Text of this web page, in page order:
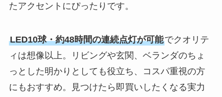
たアクセントにぴったりです。
LED10球・約48時間の連続点灯が可能でクオリテ
ィは想像以上。リビングや玄関、ベランダのちょ
っとした明かりとしても役立ち、コスパ重視の方
にもおすすめ。見つけたら即買いしたくなる実力